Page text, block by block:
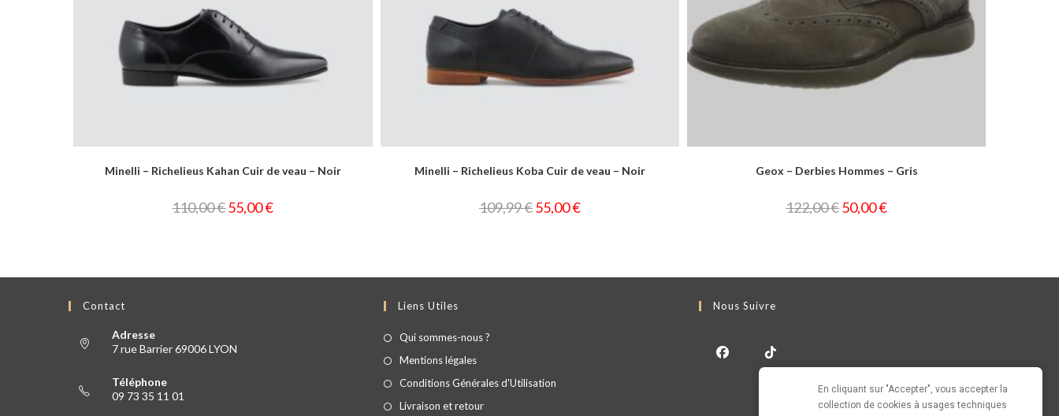
Minelli – Richelieus Kahan Cuir de veau – Noir
110,00€55,00€
Minelli – Richelieus Koba Cuir de veau – Noir
109,99€55,00€
Geox – Derbies Hommes – Gris
122,00€50,00€
Contact
Adresse
7 rue Barrier 69006 LYON
Téléphone
09 73 35 11 01
Liens Utiles
Qui sommes-nous ?
Mentions légales
Conditions Générales d'Utilisation
Livraison et retour
Nous Suivre
En cliquant sur "Accepter", vous accepter la
collection de cookies à usages techniques